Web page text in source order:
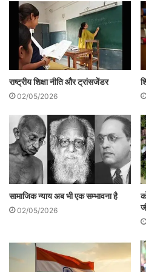
विद्यासागर कौन हैं? मूर्ति
सवाल पर जबाब टिका है|
वे केवल विद्या के सागर
सागर बस उनका परिचय
राष्ट्रीय शिक्षा नीति और ट्रांसजेंडर
02/05/2026
सामाजिक न्याय अब भी एक सम्भावना है
02/05/2026